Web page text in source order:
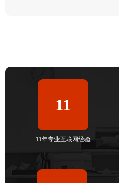
11
11年专业互联网经验